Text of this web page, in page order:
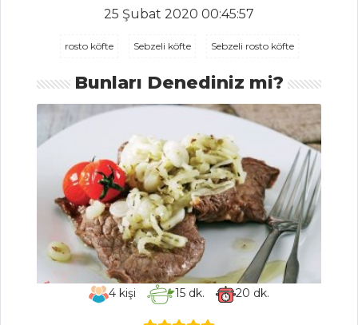
Peynirli Girit
Mezeler Tüm
Tarifleri
SALATALAR
Buğday Salatası
Armutlu Ve
Rokfor Peynirli
Salata
Peynirli Patlıcan
25 Şubat 2020 00:45:57
rosto köfte Sebzeli köfte Sebzeli rosto köfte
Bunları Denediniz mi?
4 kişi 15dk. 20 dk.